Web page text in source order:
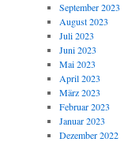
September 2023
August 2023
Juli 2023
Juni 2023
Mai 2023
April 2023
März 2023
Februar 2023
Januar 2023
Dezember 2022